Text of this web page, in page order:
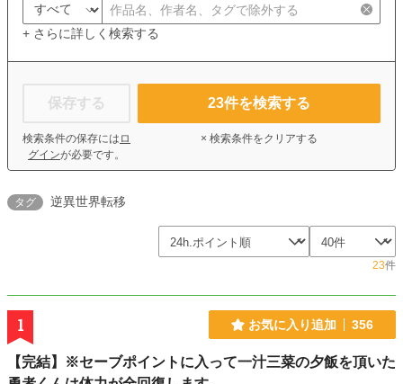
+ さらに詳しく検索する
保存する
検索条件の保存には ロ
グインが必要です。
23件を検索する
× 検索条件をクリアする
タグ 逆異世界転移
23件
1 お気に入り追加 356
【完結】※セーブポイントに入って一汁三菜の夕飯を頂いた